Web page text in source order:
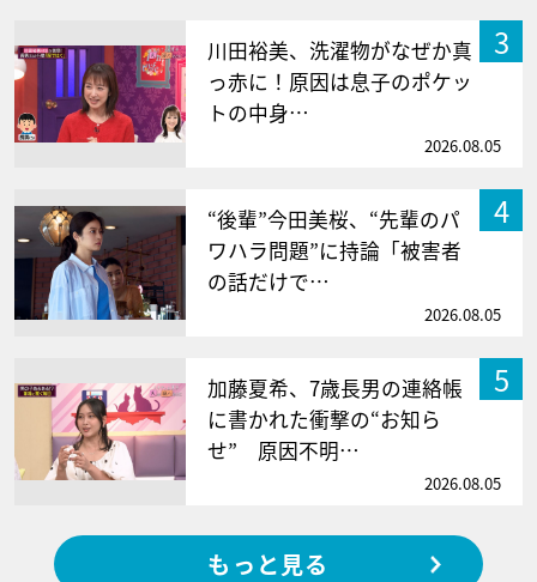
3
川田裕美、洗濯物がなぜか真
っ赤に！原因は息子のポケッ
トの中身…
2026.08.05
4
“後輩”今田美桜、“先輩のパ
ワハラ問題”に持論「被害者
の話だけで…
2026.08.05
5
加藤夏希、7歳長男の連絡帳
に書かれた衝撃の“お知ら
せ” 原因不明…
2026.08.05
もっと見る